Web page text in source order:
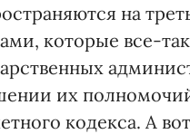
на
которые все-
их
кодекса. А